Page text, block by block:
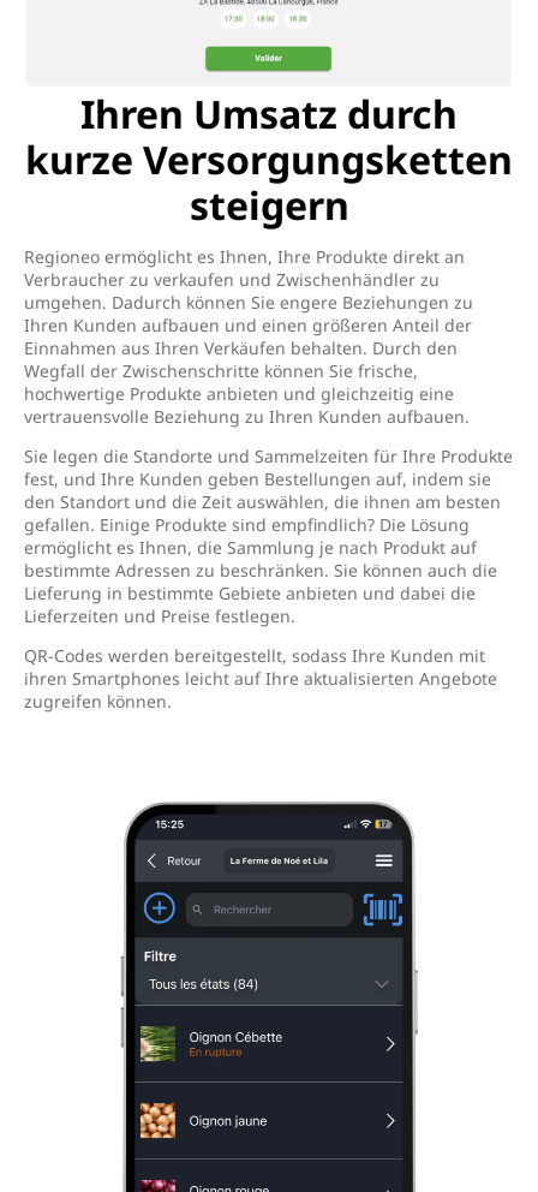
Ihren Umsatz durch
kurze Versorgungsketten
steigern
Regioneo ermöglicht es Ihnen, Ihre Produkte direkt an
Verbraucher zu verkaufen und Zwischenhändler zu
umgehen. Dadurch können Sie engere Beziehungen zu
Ihren Kunden aufbauen und einen größeren Anteil der
Einnahmen aus Ihren Verkäufen behalten. Durch den
Wegfall der Zwischenschritte können Sie frische,
hochwertige Produkte anbieten und gleichzeitig eine
vertrauensvolle Beziehung zu Ihren Kunden aufbauen.
Sie legen die Standorte und Sammelzeiten für Ihre Produkte
fest, und Ihre Kunden geben Bestellungen auf, indem sie
den Standort und die Zeit auswählen, die ihnen am besten
gefallen. Einige Produkte sind empfindlich? Die Lösung
ermöglicht es Ihnen, die Sammlung je nach Produkt auf
bestimmte Adressen zu beschränken. Sie können auch die
Lieferung in bestimmte Gebiete anbieten und dabei die
Lieferzeiten und Preise festlegen.
QR-Codes werden bereitgestellt, sodass Ihre Kunden mit
ihren Smartphones leicht auf Ihre aktualisierten Angebote
zugreifen können.